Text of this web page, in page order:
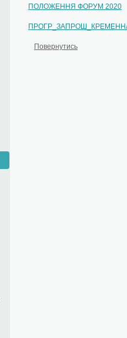
ПОЛОЖЕННЯ ФОРУМ 2020
Повернутись